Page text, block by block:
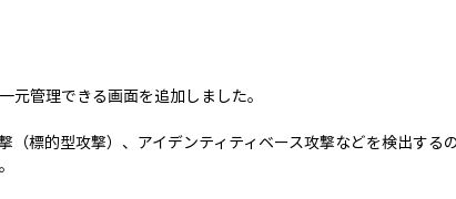
管理できる画面を追加しました。
（標的型攻撃）、アイデンティティベース攻撃などを検出する